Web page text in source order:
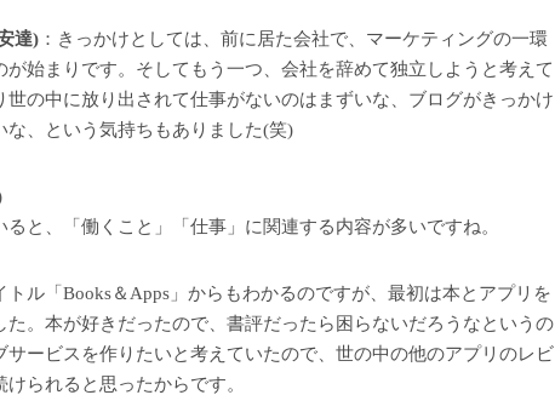
達) ：きっかけとしては、前に居た会社で、マーケティングの一環
が始まりです。そしてもう一つ、会社を辞めて独立しようと考えて
世の中に放り出されて仕事がないのはまずいな、ブログがきっかけ
な、という気持ちもありました(笑)
ると、「働くこと」「仕事」に関連する内容が多いですね。
トル「Books＆Apps」からもわかるのですが、最初は本とアプリを
た。本が好きだったので、書評だったら困らないだろうなというの
サービスを作りたいと考えていたので、世の中の他のアプリのレビ
けられると思ったからです。